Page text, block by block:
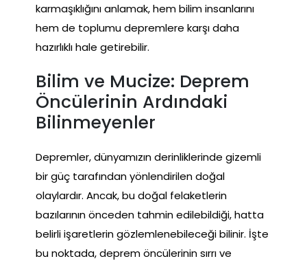
karmaşıklığını anlamak, hem bilim insanlarını
hem de toplumu depremlere karşı daha
hazırlıklı hale getirebilir.
Bilim ve Mucize: Deprem
Öncülerinin Ardındaki
Bilinmeyenler
Depremler, dünyamızın derinliklerinde gizemli
bir güç tarafından yönlendirilen doğal
olaylardır. Ancak, bu doğal felaketlerin
bazılarının önceden tahmin edilebildiği, hatta
belirli işaretlerin gözlemlenebileceği bilinir. İşte
bu noktada, deprem öncülerinin sırrı ve